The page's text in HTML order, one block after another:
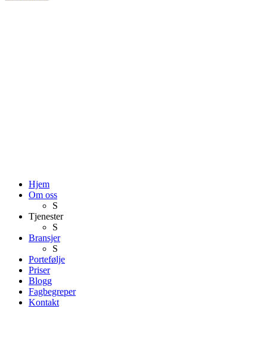
Hjem
Om oss
S
Tjenester
S
Bransjer
S
Portefølje
Priser
Blogg
Fagbegreper
Kontakt